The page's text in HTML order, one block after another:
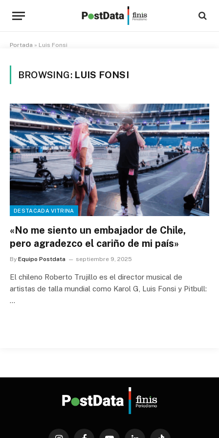
Portada » Luis Fonsi
BROWSING: LUIS FONSI
DESTACADA VITRINA
«No me siento un embajador de Chile,
pero agradezco el cariño de mi país»
By Equipo Postdata septiembre 9, 2025
El chileno Roberto Trujillo es el director musical de
artistas de talla mundial como Karol G, Luis Fonsi y Pitbull:
…